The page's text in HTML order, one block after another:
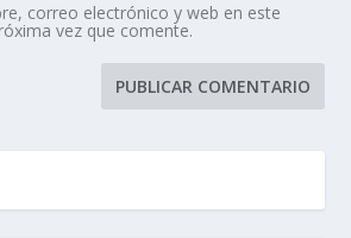
correo electrónico y web en este
vez que comente.